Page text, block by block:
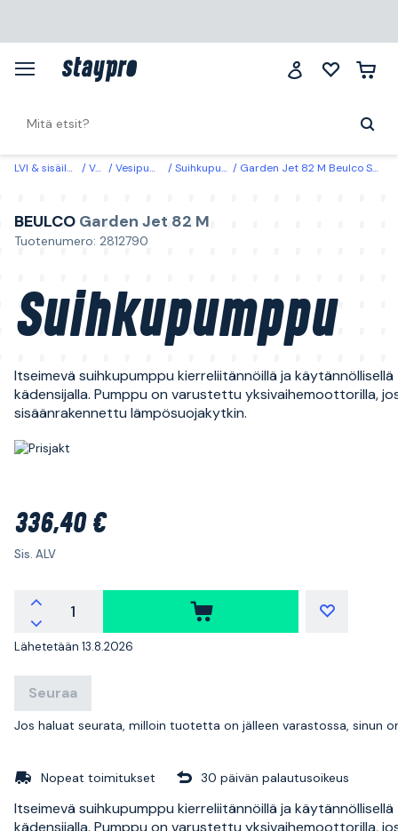
LVI & sisäilma Vesi Vesipumput Suihkupumput Garden Jet 82 M Beulco Suihkupumppu
BEULCO Garden Jet 82 M
Tuotenumero: 2812790
Suihkupumppu
Itseimevä suihkupumppu kierreliitännöillä ja käytännöllisellä
kädensijalla. Pumppu on varustettu yksivaihemoottorilla,
sisäänrakennettu lämpösuojakytkin.
336,40 €
Sis. ALV
Lähetetään 13.8.2026
Seuraa
Jos haluat seurata, milloin tuotetta on jälleen varastossa, sinun
Nopeat toimitukset 30 päivän palautusoikeus
Itseimevä suihkupumppu kierreliitännöillä ja käytännöllisellä
kädensijalla. Pumppu on varustettu yksivaihemoottorilla,